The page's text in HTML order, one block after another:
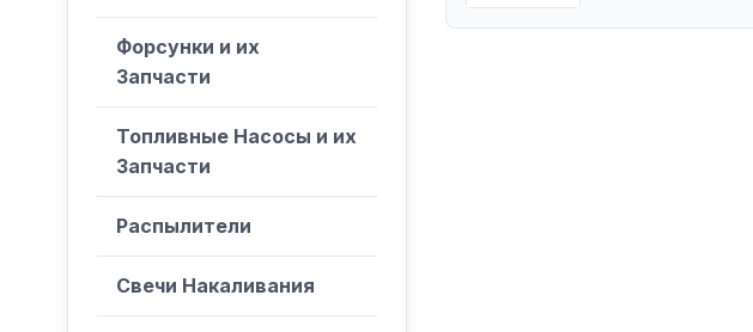
Форсунки и их
Запчасти
Топливные Насосы и их
Запчасти
Распылители
Свечи Накаливания